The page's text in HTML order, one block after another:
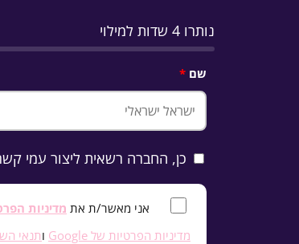
נותרו 4 שדות למילוי
שם
כן, החברה רשאית ליצור עמי
אני מאשר/ת את מדיניות
מדיניות הפרטיות של Google
ותנאי